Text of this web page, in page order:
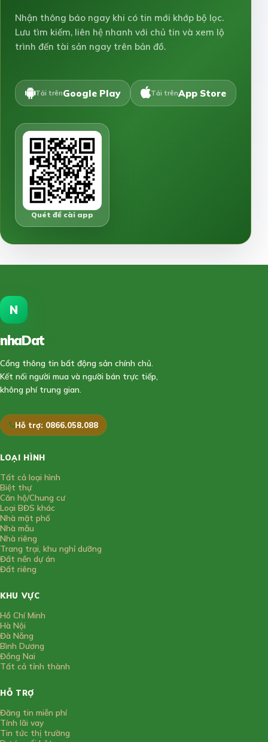
Nhận thông báo ngay khi có tin mới khớp bộ lọc.
Lưu tìm kiếm, liên hệ nhanh với chủ tin và xem lộ
trình đến tài sản ngay trên bản đồ.
Tải trênGoogle Play Tải trênApp Store
Quét để cài app
N
nhaDat
Cổng thông tin bất động sản chính chủ.
Kết nối người mua và người bán trực tiếp,
không phí trung gian.
Hỗ trợ: 0866.058.088
LOẠI HÌNH
Tất cả loại hình
Biệt thự
Căn hộ/Chung cư
Loại BĐS khác
Nhà mặt phố
Nhà mẫu
Nhà riêng
Trang trại, khu nghỉ dưỡng
Đất nền dự án
Đất riêng
KHU VỰC
Hồ Chí Minh
Hà Nội
Đà Nẵng
Bình Dương
Đồng Nai
Tất cả tỉnh thành
HỖ TRỢ
Đăng tin miễn phí
Tính lãi vay
Tin tức thị trường